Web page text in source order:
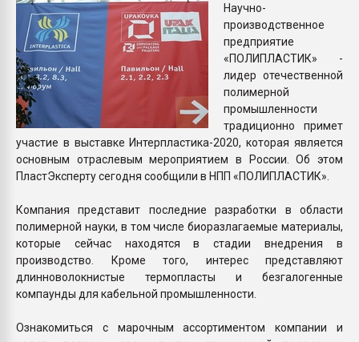
ПЕРЕЙТИ НА
Научно-
производственное
предприятие
«ПОЛИПЛАСТИК» -
лидер отечественной
полимерной
промышленности
традиционно примет
участие в выставке Интерпластика-2020, которая является
основным отраслевым мероприятием в России. Об этом
ПластЭксперту сегодня сообщили в НПП «ПОЛИПЛАСТИК».
Компания представит последние разработки в области
полимерной науки, в том числе биоразлагаемые материалы,
которые сейчас находятся в стадии внедрения в
производство. Кроме того, интерес представляют
длинноволокнистые термопласты и безгалогенные
компаунды для кабельной промышленности.
Ознакомиться с марочным ассортиментом компании и